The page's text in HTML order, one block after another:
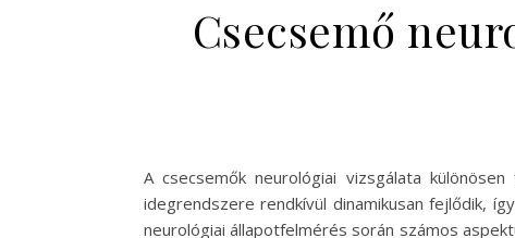
Csecsemő
A csecsemők neurológiai vizsgálata
idegrendszere rendkívül dinamikusan fejlődik,
neurológiai állapotfelmérés során számos